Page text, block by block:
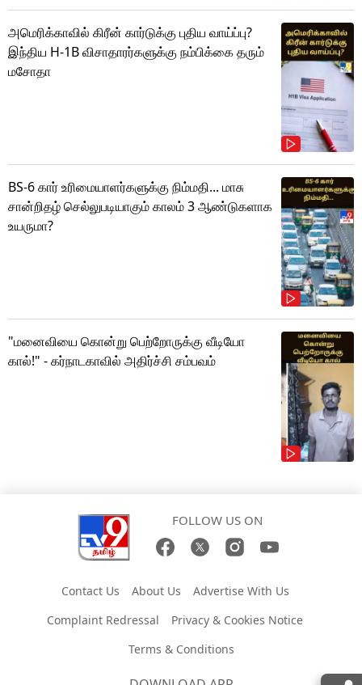
அமெரிக்காவில் கிரீன் கார்டுக்கு புதிய வாய்ப்பு?
இந்திய H-1B விசாதாரர்களுக்கு நம்பிக்கை தரும்
மசோதா
BS-6 கார் உரிமையாளர்களுக்கு நிம்மதி... மாசு
சான்றிதழ் செல்லுபடியாகும் காலம் 3 ஆண்டுகளாக
உயருமா?
"மனைவியை கொன்று பெற்றோருக்கு வீடியோ
கால்!" - கர்நாடகாவில் அதிர்ச்சி சம்பவம்
FOLLOW US ON
Contact Us About Us
Advertise With Us
Complaint Redressal
Privacy & Cookies Notice
Terms & Conditions